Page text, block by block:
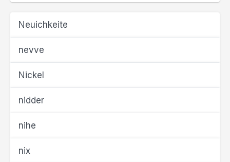
Neuichkeite
nevve
Nickel
nidder
nihe
nix